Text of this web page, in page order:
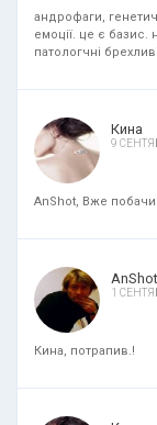
андрофаги,
емоції. це є базис.
патологчні
Кина
9
AnShot, Вже
AnShot
1
Кина, потрапив.!